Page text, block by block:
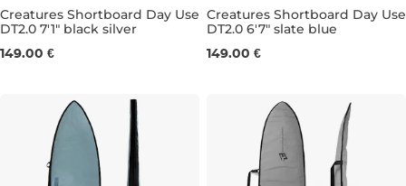
7'1"
Creatures Shortboard Day Use
DT2.0 7'1" black silver
149.00 € 6'7"
Creatures Shortboard Day Use
DT2.0 6'7" slate blue
149.00 €